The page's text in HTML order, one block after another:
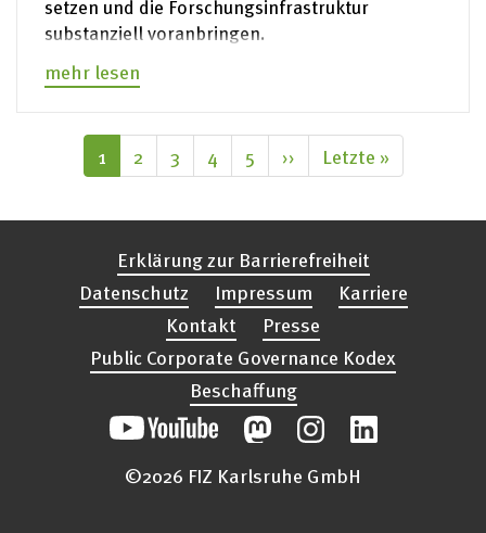
setzen und die Forschungsinfrastruktur
substanziell voranbringen.
mehr lesen
Seitennummerierung
Aktuelle
Seite
1 Seite
2 Seite
3 Seite
4 Seite
5
Nächste
Seite
››
Letzte
Seite
Letzte »
Erklärung zur Barrierefreiheit
Datenschutz
Impressum
Karriere
Kontakt
Presse
Public Corporate Governance Kodex
Beschaffung
©2026 FIZ Karlsruhe GmbH